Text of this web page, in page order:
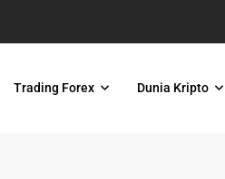
Trading Forex Dunia Kripto